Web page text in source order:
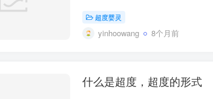
超度婴灵
yinhoowang 8个月前
什么是超度，超度的形式